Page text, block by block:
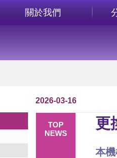
關於我們
2026-03-16
TOP
NEWS
更
本